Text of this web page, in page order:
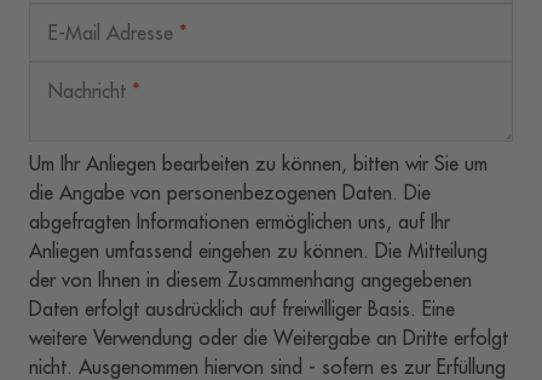
E-Mail Adresse *
Nachricht *
Um Ihr Anliegen bearbeiten zu können, bitten wir Sie um
die Angabe von personenbezogenen Daten. Die
abgefragten Informationen ermöglichen uns, auf Ihr
Anliegen umfassend eingehen zu können. Die Mitteilung
der von Ihnen in diesem Zusammenhang angegebenen
Daten erfolgt ausdrücklich auf freiwilliger Basis. Eine
weitere Verwendung oder die Weitergabe an Dritte erfolgt
nicht. Ausgenommen hiervon sind - sofern es zur Erfüllung